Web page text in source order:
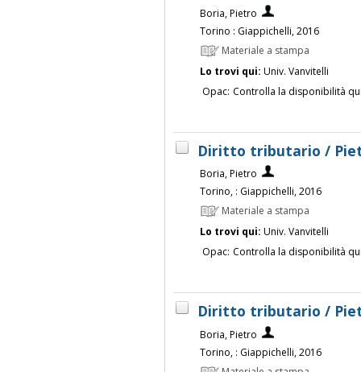
Boria, Pietro
Torino : Giappichelli, 2016
Materiale a stampa
Lo trovi qui: Univ. Vanvitelli
Opac: Controlla la disponibilità
Diritto tributario /
Boria, Pietro
Torino, : Giappichelli, 2016
Materiale a stampa
Lo trovi qui: Univ. Vanvitelli
Opac: Controlla la disponibilità
Diritto tributario /
Boria, Pietro
Torino, : Giappichelli, 2016